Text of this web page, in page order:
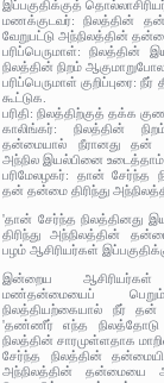
இப்பகுதிக்குத்
மணக்குடவர்: நிலத்தின்
வேறுபட்டு அந்நிலத்தின்
பரிப்பெருமாள்: நிலத்தின்
நிலத்தின் நிறம்
பரிப்பெருமாள் குறிப்புரை:
கூட்டுக.
பரிதி: நிலத்திற்குத் தக்க
காலிங்கர்: நிலத்தின்
தன்மையால் நீரானது தன்
அந்நில இயல்பினை
பரிமேலழகர்: தான் சேர்ந்த
தன் தன்மை திரிந்து
'தான் சேர்ந்த நிலத்தினது
திரிந்து அந்நிலத்தின்
பழம் ஆசிரியர்கள்
இன்றைய
மண்தன்மையைப்
நிலத்தியற்கையால் நீர்
'தண்ணீர் எந்த நிலத்தோடு
நிலத்தின் சாரமுள்ளதாக
சேர்ந்த நிலத்தின்
அந்நிலத்தின் தன்மையை